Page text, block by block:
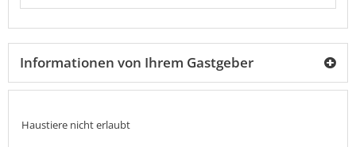
Informationen von Ihrem Gastgeber
Haustiere nicht erlaubt